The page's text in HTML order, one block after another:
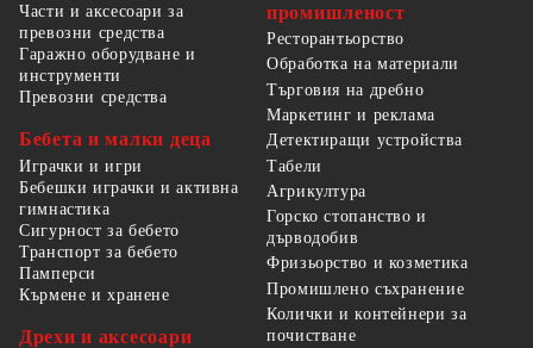
Части и аксесоари за
превозни средства
Гаражно оборудване и
инструменти
Превозни средства
Бебета и малки деца
Играчки и игри
Бебешки играчки и активна
гимнастика
Сигурност за бебето
Транспорт за бебето
Памперси
Кърмене и хранене
Дрехи и аксесоари
промишленост
Ресторантьорство
Обработка на материали
Търговия на дребно
Маркетинг и реклама
Детектиращи устройства
Табели
Агрикултура
Горско стопанство и
дърводобив
Фризьорство и козметика
Промишлено съхранение
Колички и контейнери за
почистване